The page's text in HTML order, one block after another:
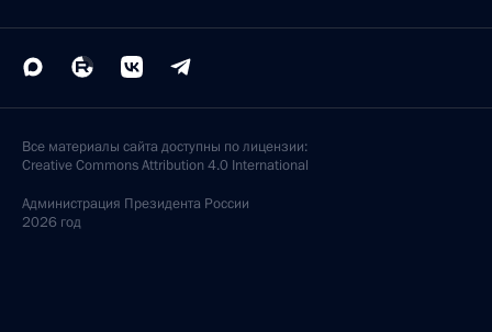
Все материалы сайта доступны по лицензии:
Creative Commons Attribution 4.0 International
Администрация Президента России
2026 год